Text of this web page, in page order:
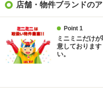
店舗・物件ブランドの
Point 1
ミニミニだけ
意しておりま
い。